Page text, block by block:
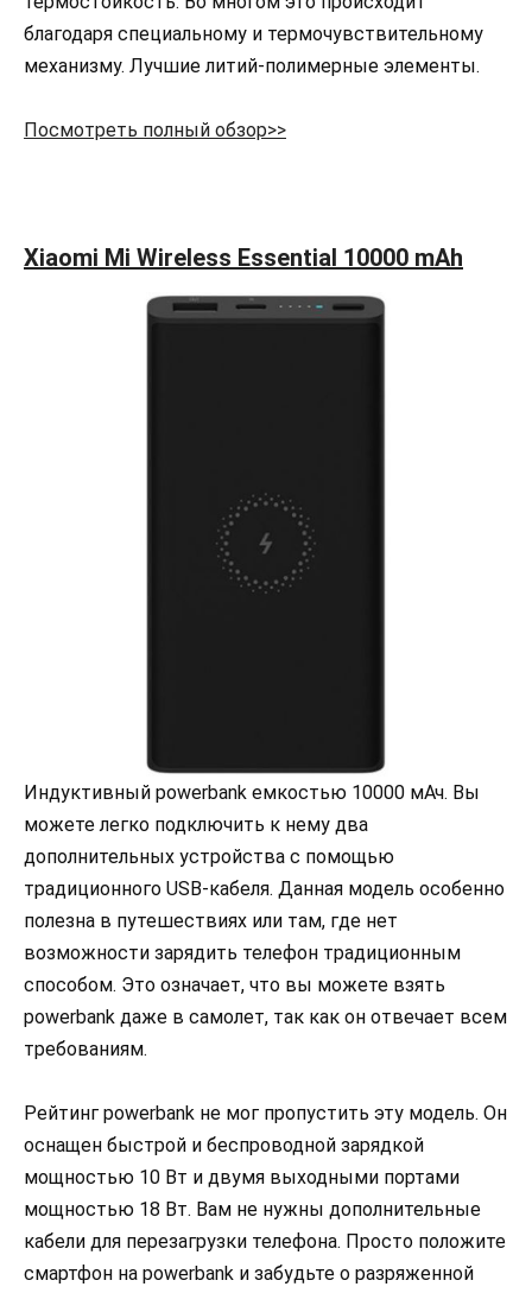
благодаря специальному и термочувствительному
механизму. Лучшие литий-полимерные элементы.
Посмотреть полный обзор>>
Xiaomi Mi Wireless Essential 10000 mAh
Индуктивный powerbank емкостью 10000 мАч. Вы
можете легко подключить к нему два
дополнительных устройства с помощью
традиционного USB-кабеля. Данная модель особенно
полезна в путешествиях или там, где нет
возможности зарядить телефон традиционным
способом. Это означает, что вы можете взять
powerbank даже в самолет, так как он отвечает всем
требованиям.
Рейтинг powerbank не мог пропустить эту модель. Он
оснащен быстрой и беспроводной зарядкой
мощностью 10 Вт и двумя выходными портами
мощностью 18 Вт. Вам не нужны дополнительные
кабели для перезагрузки телефона. Просто положите
смартфон на powerbank и забудьте о разряженной